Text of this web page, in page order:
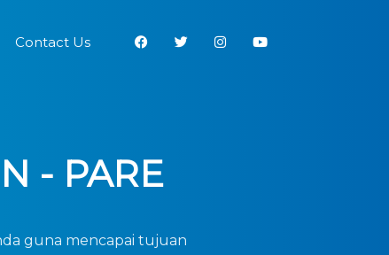
Contact Us
- PARE
guna mencapai tujuan